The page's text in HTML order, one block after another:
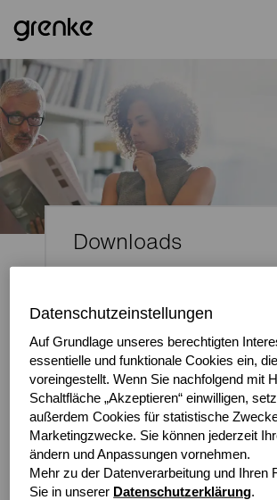
Downloads
entgegenkommen und Ihnen alles
Verfügung stellen. Laden Sie sich
Pressebilder und
herunter.
Downloads
Datenschutzeinstellungen
Auf Grundlage unseres berechtigten
essentielle und funktionale Cookies ein,
voreingestellt. Wenn Sie nachfolgend mit
Schaltfläche „Akzeptieren“ einwilligen,
außerdem Cookies für statistische
Marketingzwecke. Sie können jederzeit
ändern und Anpassungen vornehmen.
Mehr zu der Datenverarbeitung und Ihren
Sie in unserer Datenschutzerklärung.